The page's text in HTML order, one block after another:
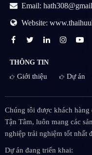
Email:
Website:
THÔNG TIN
Giới thiệu Dự án
Chúng tôi được khách
Tận Tâm, luôn mang các
nghiệp trải nghiệm tốt nhất
Dự án đang triển khai: